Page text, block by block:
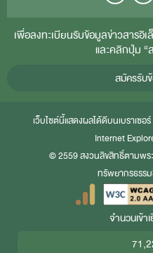
เพื่อลงทะเบียนรับข้อมูลข่าวสาร
และคลิกปุ่ม “
สมัครรับ
เว็บไซต์นี้แสดงผลได้ดีบนเบราเซอร์
Internet
© 2559 สงวนลิขสิทธิ์ตามพร
ทรัพยากรธรร
จำนวนเข้า